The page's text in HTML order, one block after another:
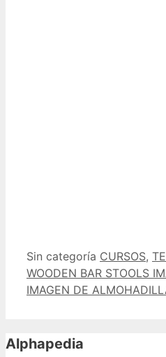
Categorías
Sin categoría Etiquetas
CURSOS,
WOODEN BAR STOOLS
IMAGEN DE
Alphapedia